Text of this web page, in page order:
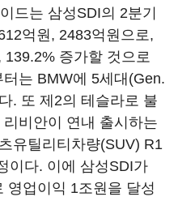
드는 삼성SDI의 2분기
억원, 2483억원으로,
증가할 것으로
는 BMW에 5세대(Gen.
. 또 제2의 테슬라로 불
비안이 연내 출시하는
유틸리티차량(SUV) R1
이다. 이에 삼성SDI가
영업이익 1조원을 달성